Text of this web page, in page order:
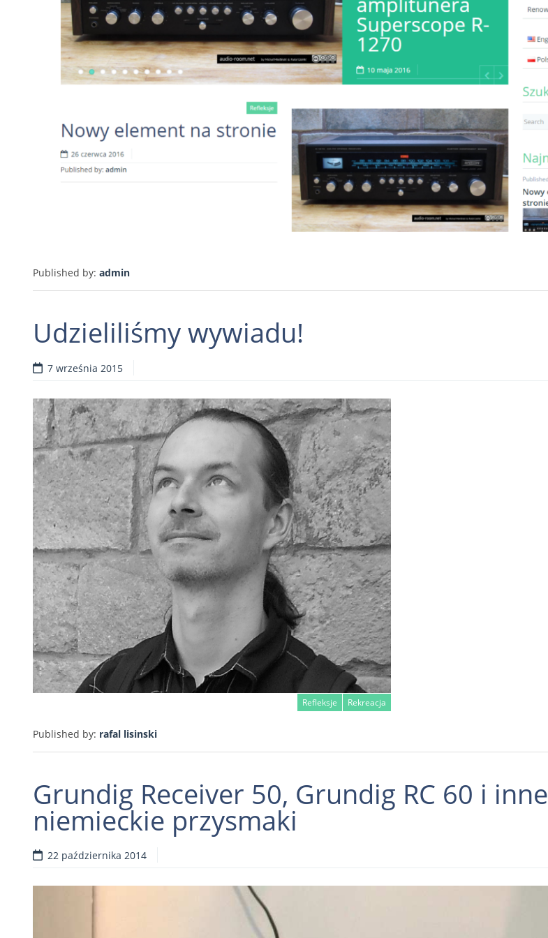
Published by: admin
Udzieliliśmy wywiadu!
7 września 2015
Refleksje Rekreacja
Published by: rafal lisinski
Grundig Receiver 50, Grundig RC 60 i inne
niemieckie przysmaki
22 października 2014